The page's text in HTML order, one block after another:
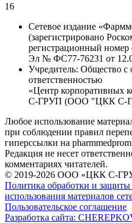
16
Сетевое издание
(зарегистрировано
регистрационный номер
Эл № ФС77-76231 от
Учредитель: Общество с
ответственностью
«Центр корпоративных
С-ГРУП (ООО "ЦКК С-
Любое использование
при соблюдении правил
гиперссылки на
Редакция не несет
комментариях читателей.
© 2019-2026 ООО «ЦКК С-
Политика обработки и
использования материалов
Пользовательское соглашение
Разработка сайта: